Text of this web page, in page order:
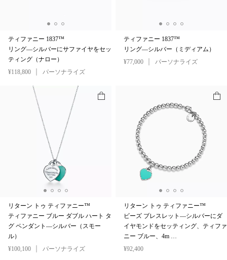
ティファニー 1837™
リング—シルバーにサファイヤをセッ
ティング（ナロー）
¥118,800
パーソナライズ
ティファニー 1837™
リング—シルバー（ミディアム）
¥77,000
パーソナライズ
リターン トゥ ティファニー™
ティファニー ブルー ダブル ハート タ
グ ペンダント—シルバー（スモー
ル）
¥100,100
パーソナライズ
リターン トゥ ティファニー™
ビーズ ブレスレット—シルバーにダ
イヤモンドをセッティング、ティファ
ニー ブルー、4m …
¥92,400